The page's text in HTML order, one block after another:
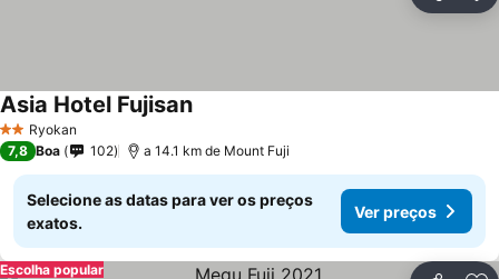
2 Estrelas
Ryokan
Asia Hotel FujisanVer preços
7,8 Boa 102 a 14.1 km de Mount Fuji
Selecione as datas para ver os preços
exatos.
Ver preços
Escolha popular